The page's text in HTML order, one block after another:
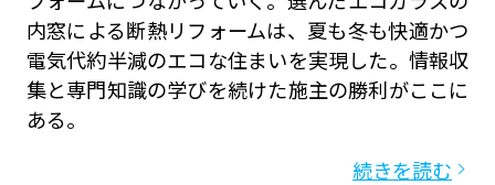
内窓による断熱リフォームは、夏も冬も快適かつ
電気代約半減のエコな住まいを実現した。情報収
集と専門知識の学びを続けた施主の勝利がここに
ある。
続きを読む